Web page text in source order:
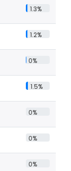
1.3%
1.2%
0%
1.5%
0%
0%
0%